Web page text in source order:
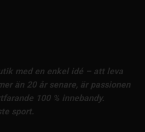
med en enkel idé – att leva
än 20 år senare, är passionen
100 % innebandy.
sport.